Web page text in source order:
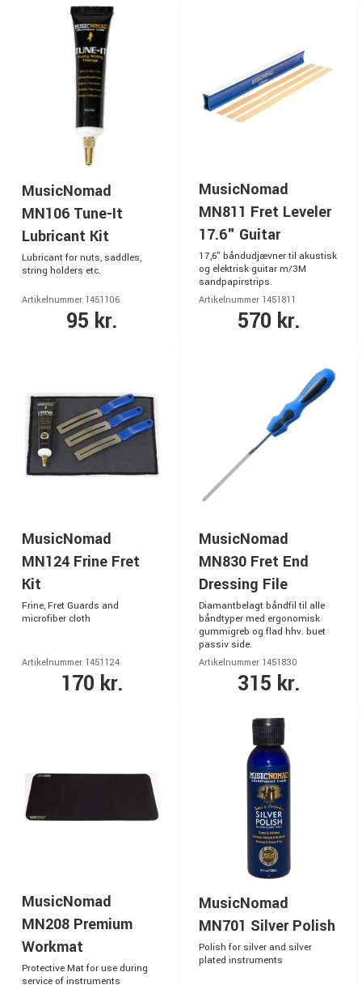
MusicNomad
MN106 Tune-It
Lubricant Kit
Lubricant for nuts, saddles,
string holders etc.
Artikelnummer 1451106
95 kr.
MusicNomad
MN811 Fret Leveler
17.6" Guitar
17,6" båndudjævner til akustisk
og elektrisk guitar m/3M
sandpapirstrips.
Artikelnummer 1451811
570 kr.
MusicNomad
MN124 Frine Fret
Kit
Frine, Fret Guards and
microfiber cloth
Artikelnummer 1451124
170 kr.
MusicNomad
MN830 Fret End
Dressing File
Diamantbelagt båndfil til alle
båndtyper med ergonomisk
gummigreb og flad hhv. buet
passiv side.
Artikelnummer 1451830
315 kr.
MusicNomad
MN208 Premium
Workmat
Protective Mat for use during
service of instruments
MusicNomad
MN701 Silver Polish
Polish for silver and silver
plated instruments